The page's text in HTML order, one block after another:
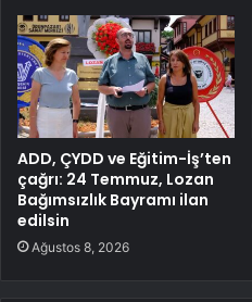
ADD, ÇYDD ve Eğitim-İş’ten
çağrı: 24 Temmuz, Lozan
Bağımsızlık Bayramı ilan
edilsin
Ağustos 8, 2026